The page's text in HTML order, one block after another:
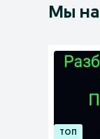
Мы